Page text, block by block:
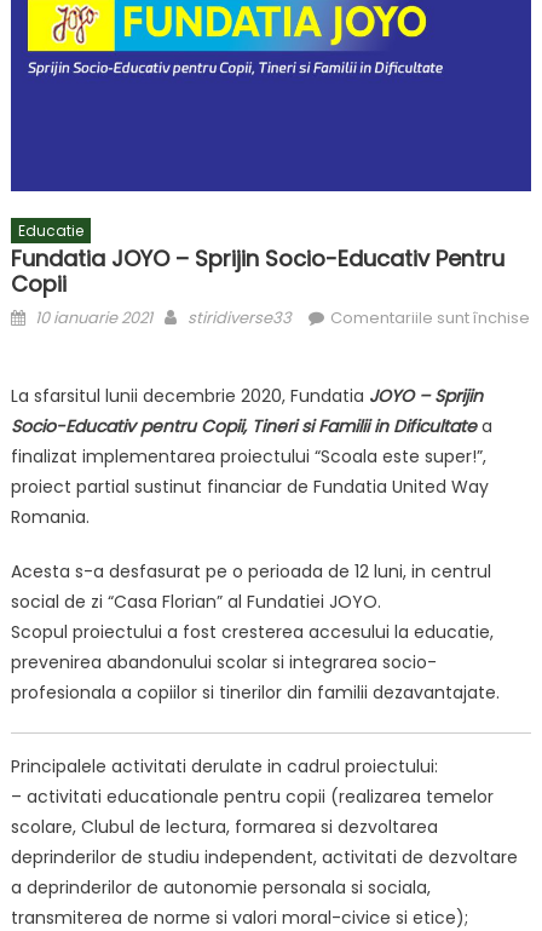
Educatie
Fundatia JOYO – Sprijin Socio-Educativ Pentru
Copii
Posted
10 ianuarie 2021 Author
stiridiverse33
Comentariile sunt închise
JOYO
–
Sprijin
Socio-
Educativ
Copii
La sfarsitul lunii decembrie 2020, Fundatia JOYO – Sprijin
Socio-Educativ pentru Copii, Tineri si Familii in Dificultatea
finalizat implementarea proiectului “Scoala este super!”,
proiect partial sustinut financiar de Fundatia United Way
Romania.
Acesta s-a desfasurat pe o perioada de 12 luni, in centrul
social de zi “Casa Florian” al Fundatiei JOYO.
Scopul proiectului a fost cresterea accesului la educatie,
prevenirea abandonului scolar si integrarea socio-
profesionala a copiilor si tinerilor din familii dezavantajate.
Principalele activitati derulate in cadrul proiectului:
– activitati educationale pentru copii (realizarea temelor
scolare, Clubul de lectura, formarea si dezvoltarea
deprinderilor de studiu independent, activitati de dezvoltare
a deprinderilor de autonomie personala si sociala,
transmiterea de norme si valori moral-civice si etice);